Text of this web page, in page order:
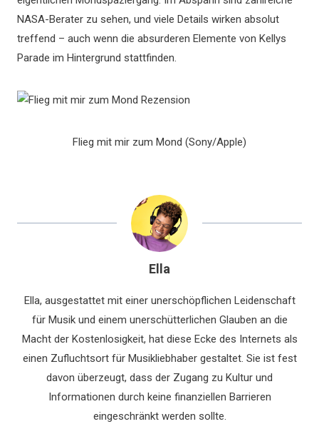
NASA-Berater zu sehen, und viele Details wirken absolut
treffend – auch wenn die absurderen Elemente von Kellys
Parade im Hintergrund stattfinden.
Flieg mit mir zum Mond (Sony/Apple)
Ella
Ella, ausgestattet mit einer unerschöpflichen Leidenschaft
für Musik und einem unerschütterlichen Glauben an die
Macht der Kostenlosigkeit, hat diese Ecke des Internets als
einen Zufluchtsort für Musikliebhaber gestaltet. Sie ist fest
davon überzeugt, dass der Zugang zu Kultur und
Informationen durch keine finanziellen Barrieren
eingeschränkt werden sollte.